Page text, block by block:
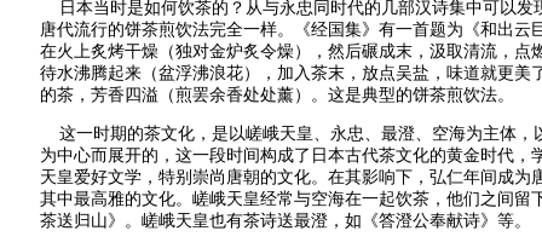
日本当时是如何饮茶的？从与永忠同时代的几部汉诗集中可以发
唐代流行的饼茶煎饮法完全一样。《经国集》有一首题为《和出云
在火上炙烤干燥（独对金炉炙令燥），然后碾成末，汲取清流，点
待水沸腾起来（盆浮沸浪花），加入茶末，放点吴盐，味道就更美
的茶，芳香四溢（煎罢余香处处薰）。这是典型的饼茶煎饮法。
这一时期的茶文化，是以嵯峨天皇、永忠、最澄、空海为主体，
为中心而展开的，这一段时间构成了日本古代茶文化的黄金时代，
天皇爱好文学，特别崇尚唐朝的文化。在其影响下，弘仁年间成为
其中最高雅的文化。嵯峨天皇经常与空海在一起饮茶，他们之间留
茶送归山》。嵯峨天皇也有茶诗送最澄，如《答澄公奉献诗》等。